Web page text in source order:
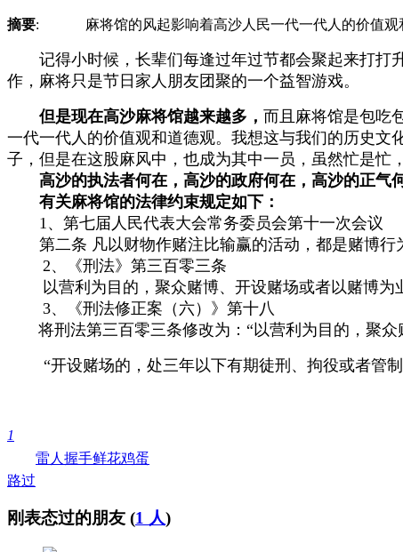
摘要: 麻将馆的风起影响着高沙人民一代一代人的价值观
记得小时候，长辈们每逢过年过节都会聚起来打打
作，麻将只是节日家人朋友团聚的一个益智游戏。
但是现在高沙麻将馆越来越多， 而且麻将馆是包吃
一代一代人的价值观和道德观。我想这与我们的历史文
子，但是在这股麻风中，也成为其中一员，虽然忙是忙
高沙的执法者何在，高沙的政府何在，高沙的正气何
有关麻将馆的法律约束规定如下：
1、第七届人民代表大会常务委员会第十一次会议
第二条 凡以财物作赌注比输赢的活动，都是赌博行
2、《刑法》第三百零三条
以营利为目的，聚众赌博、开设赌场或者以赌博为
3、《刑法修正案（六）》第十八
将刑法第三百零三条修改为：“以营利为目的，聚众
“开设赌场的，处三年以下有期徒刑、拘役或者管制
1
路过
雷人 握手鲜花鸡蛋
刚表态过的朋友 (1 人)